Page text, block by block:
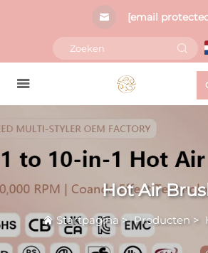
[email
Hot Air
Startpagina>Producten >